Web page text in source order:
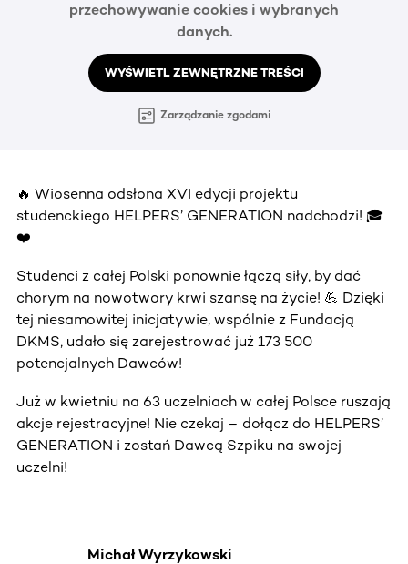
przechowywanie cookies i wybranych
danych.
WYŚWIETL ZEWNĘTRZNE TREŚCI
Zarządzanie zgodami
🔥 Wiosenna odsłona XVI edycji projektu
studenckiego HELPERS’ GENERATION nadchodzi! 🎓
❤️
Studenci z całej Polski ponownie łączą siły, by dać
chorym na nowotwory krwi szansę na życie! 💪 Dzięki
tej niesamowitej inicjatywie, wspólnie z Fundacją
DKMS, udało się zarejestrować już 173 500
potencjalnych Dawców!
Już w kwietniu na 63 uczelniach w całej Polsce ruszają
akcje rejestracyjne! Nie czekaj – dołącz do HELPERS’
GENERATION i zostań Dawcą Szpiku na swojej
uczelni!
Michał Wyrzykowski